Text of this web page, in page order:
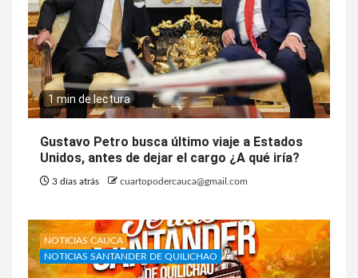
1 min de lectura
Gustavo Petro busca último viaje a Estados
Unidos, antes de dejar el cargo ¿A qué iría?
3 días atrás cuartopodercauca@gmail.com
NOTICIAS CAUCA
NOTICIAS SANTANDER DE QUILICHAO